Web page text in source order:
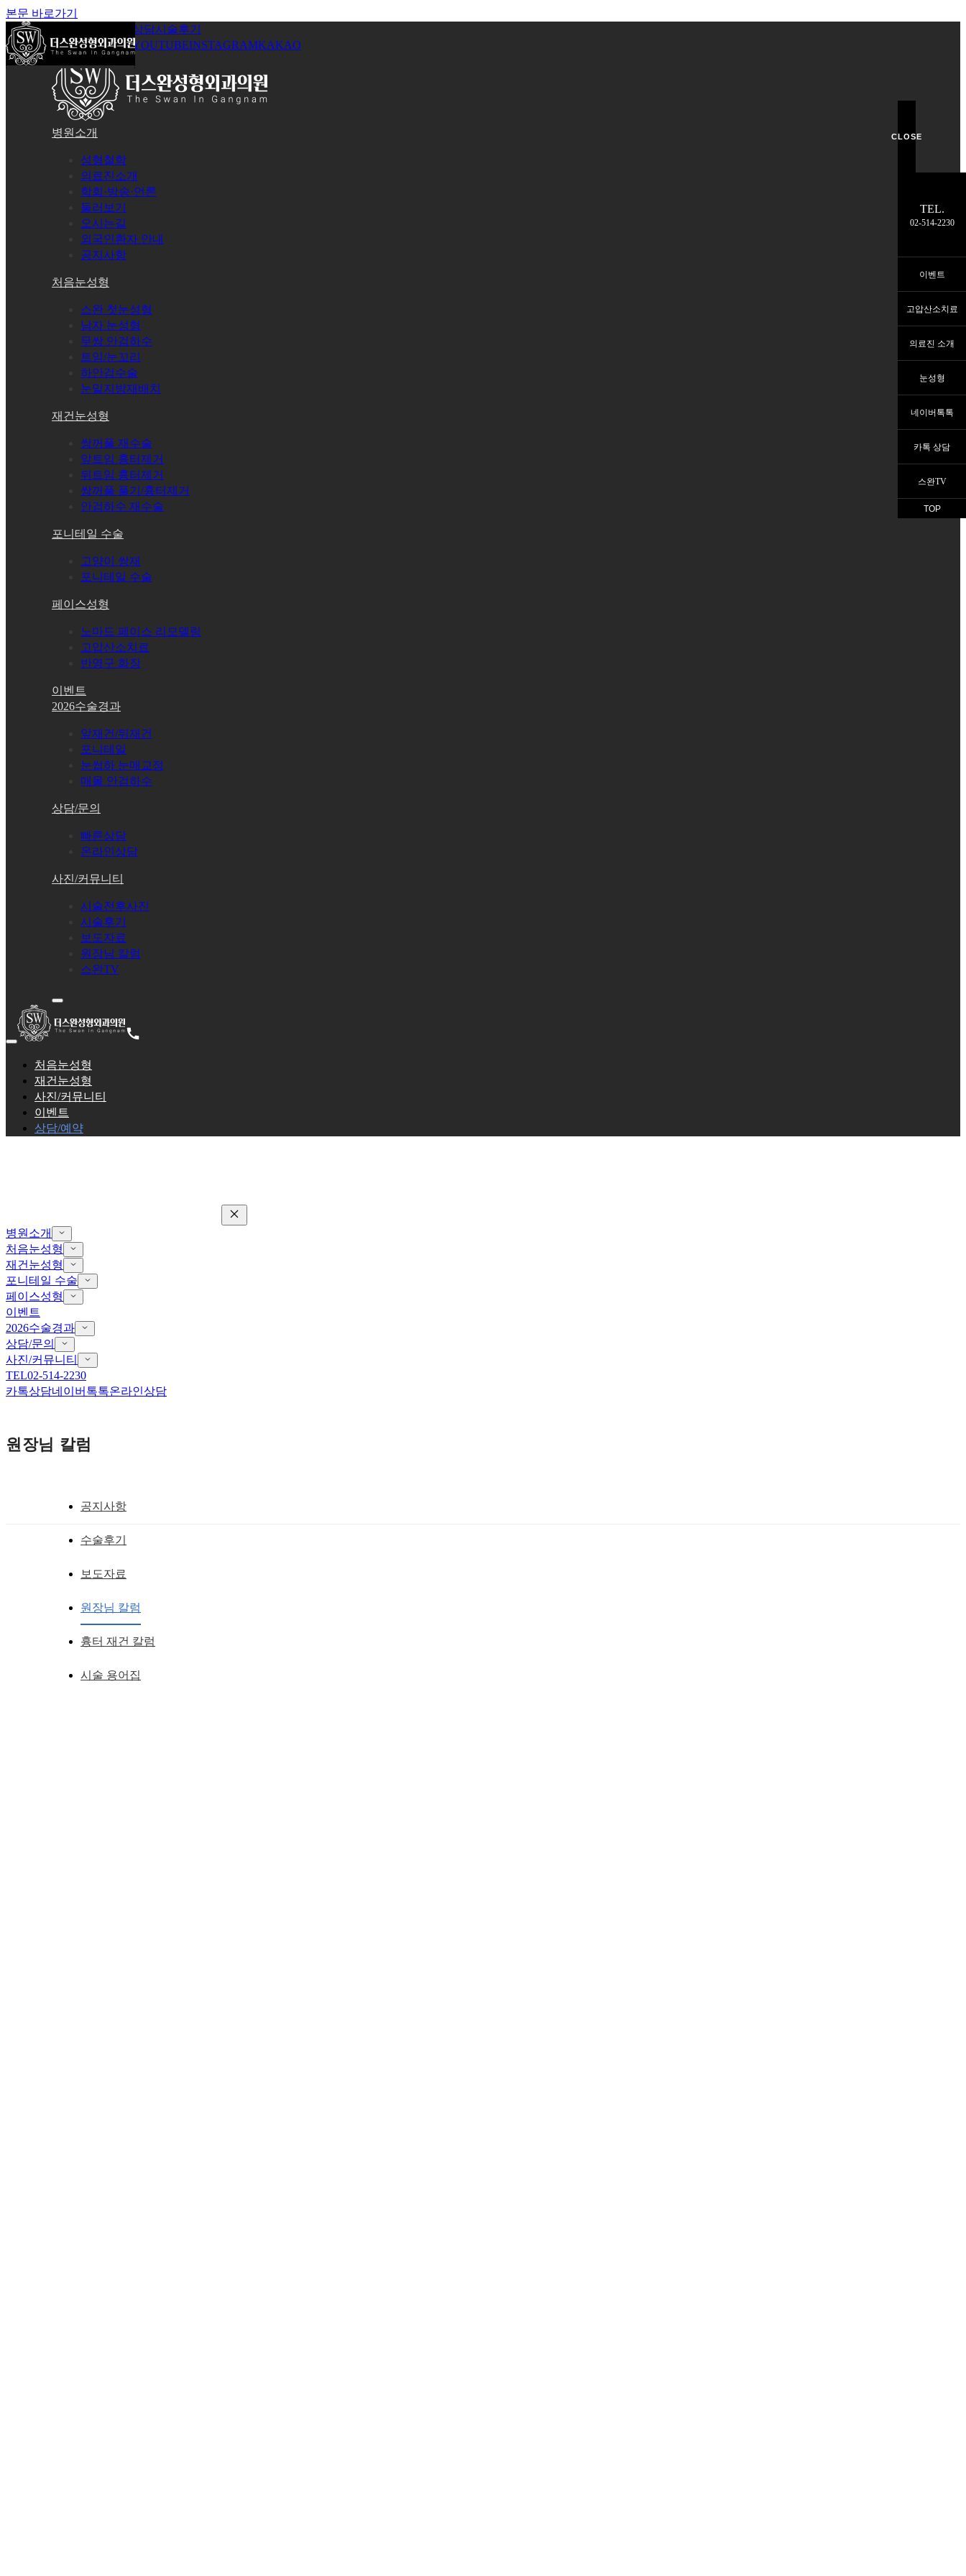
본문 바로가기
온라인상담시술후기
로그인회원가입YOUTUBEINSTAGRAMKAKAO
병원소개
성형철학
의료진소개
학회·방송·언론
둘러보기
오시는길
외국인환자 안내
공지사항
처음눈성형
스완 첫눈성형
남자 눈성형
무쌍 안검하수
트임/눈꼬리
하안검수술
눈밑지방재배치
재건눈성형
쌍꺼풀 재수술
앞트임 흉터제거
뒤트임 흉터제거
쌍꺼풀 풀기/흉터제거
안검하수 재수술
포니테일 수술
고양이 쌍재
포니테일 수술
페이스성형
노마드 페이스 리모델링
고압산소치료
반영구 화장
이벤트
2026수술경과
앞재건/뒤재건
포니테일
눈썹하 눈매교정
매몰 안검하수
상담/문의
빠른상담
온라인상담
사진/커뮤니티
시술전후사진
시술후기
보도자료
원장님 칼럼
스완TV
처음눈성형
재건눈성형
사진/커뮤니티
이벤트
상담/예약
병원소개
처음눈성형
재건눈성형
포니테일 수술
페이스성형
이벤트
2026수술경과
상담/문의
사진/커뮤니티
TEL02-514-2230
카톡상담네이버톡톡온라인상담
원장님 칼럼
공지사항
수술후기
보도자료
원장님 칼럼
흉터 재건 칼럼
시술 용어집
앞트임복원수술 오랜 고민은 골든타임을 놓쳐요!
작성일 2019.03.22
CLOSE
TEL.
02-514-2230
이벤트
고압산소치료
의료진 소개
눈성형
네이버톡톡
카톡 상담
스완TV
TOP